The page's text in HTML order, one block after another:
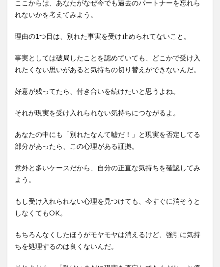
ここからは、あなたがなぜ今でも過去のパートナーを忘れら
れないかを考えてみよう。
理由の1つ目は、別れた事実を受け止められてないこと。
事実としては破局したことを認めていても、どこかで受け入
れたくない思いがあると気持ちの切り替えができないんだ。
好意が残ってたら、付き合いを続けたいと思うよね。
それが現実を受け入れられない気持ちにつながるよ。
あなたの中にも「別れたなんて嘘だ！」と現実を否定してる
部分があったら、この心理がある証拠。
意外と多いケースだから、自分の正直な気持ちを確認してみ
よう。
もし受け入れられない心理を見つけても、今すぐに消そうと
しなくてもOK。
もちろんなくしたほうがモヤモヤは消えるけど、強引に気持
ちを処理するのは良くないんだ。